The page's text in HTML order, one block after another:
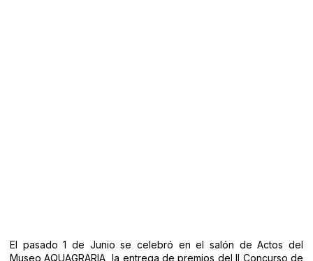
El pasado 1 de Junio se celebró en el salón de Actos del
Museo AQUAGRARIA la entrega de premios del II Concurso de